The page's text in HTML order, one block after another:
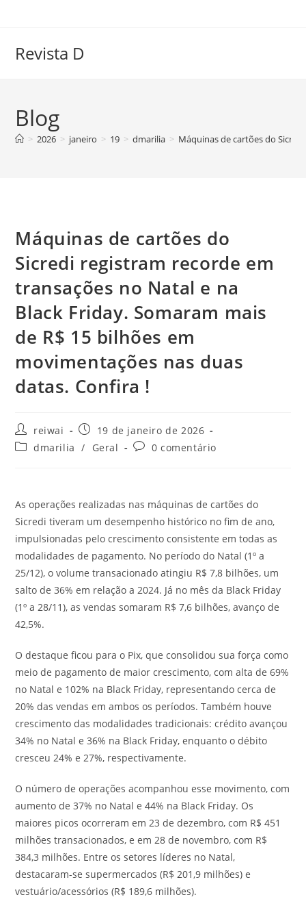
conteúdo
Revista D
Blog
> 2026 > janeiro > 19 > dmarilia > Máquinas de cartões do
Máquinas de cartões do
Sicredi registram recorde em
transações no Natal e na
Black Friday. Somaram mais
de R$ 15 bilhões em
movimentações nas duas
datas. Confira !
Autor
do
post:
reiwai
Post
publicado:
19 de janeiro de 2026
Categoria
dmarilia / Geral
Comentários
0 comentário
As operações realizadas nas máquinas de cartões do
Sicredi tiveram um desempenho histórico no fim de ano,
impulsionadas pelo crescimento consistente em todas as
modalidades de pagamento. No período do Natal (1º a
25/12), o volume transacionado atingiu R$ 7,8 bilhões, um
salto de 36% em relação a 2024. Já no mês da Black Friday
(1º a 28/11), as vendas somaram R$ 7,6 bilhões, avanço de
42,5%.
O destaque ficou para o Pix, que consolidou sua força como
meio de pagamento de maior crescimento, com alta de 69%
no Natal e 102% na Black Friday, representando cerca de
20% das vendas em ambos os períodos. Também houve
crescimento das modalidades tradicionais: crédito avançou
34% no Natal e 36% na Black Friday, enquanto o débito
cresceu 24% e 27%, respectivamente.
O número de operações acompanhou esse movimento, com
aumento de 37% no Natal e 44% na Black Friday. Os
maiores picos ocorreram em 23 de dezembro, com R$ 451
milhões transacionados, e em 28 de novembro, com R$
384,3 milhões. Entre os setores líderes no Natal,
destacaram-se supermercados (R$ 201,9 milhões) e
vestuário/acessórios (R$ 189,6 milhões).